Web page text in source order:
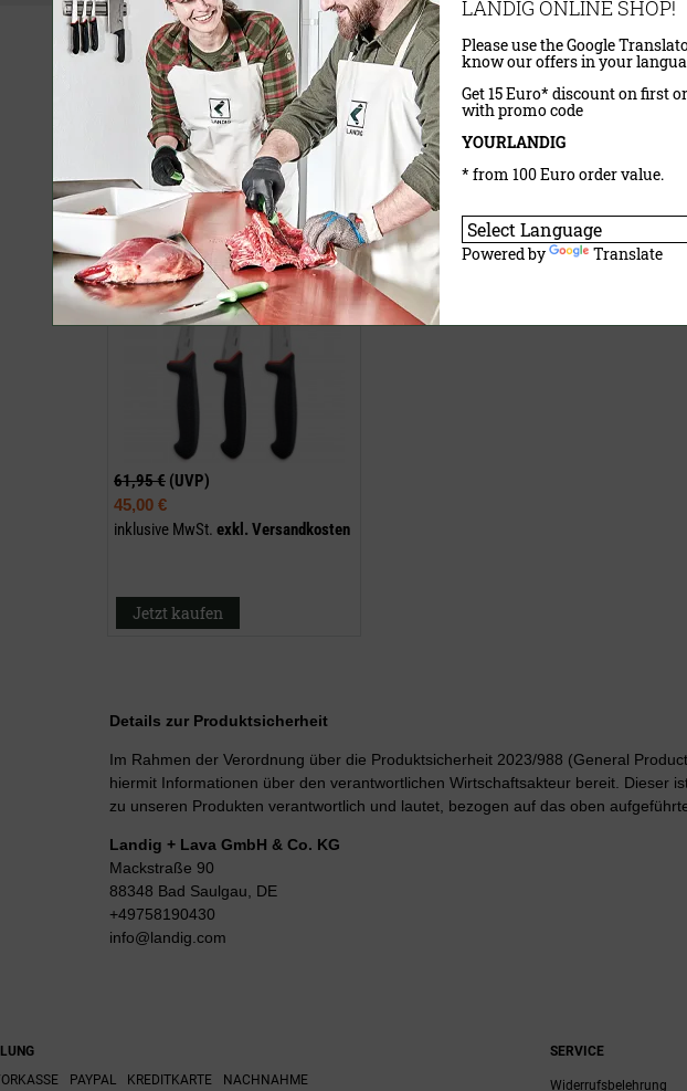
39,50 €
inklusive MwSt.exkl.Versandkosten
Jetzt kaufen
ab13,95 €
inklusive MwSt.exkl.Versandkosten
Jetzt kaufen
Profi Zerwirkmesser Set PRIME-GRIP
(3-teilig)
61,95 € (UVP)
45,00 €
inklusive MwSt. exkl. Versandkosten
Jetzt kaufen
Details zur Produktsicherheit
Im Rahmen der Verordnung über die Produktsicherheit 2023/988 (General
hiermit Informationen über den verantwortlichen Wirtschaftsakteur bereit. Dieser
zu unseren Produkten verantwortlich und lautet, bezogen auf das oben
Landig + Lava GmbH & Co. KG
Mackstraße 90
88348 Bad Saulgau, DE
+49758190430
info@landig.com
PAYPAL KREDITKARTE NACHNAHME
SERVICE
Widerrufsbelehrung
LANDIG ONLINE SHOP!
Please use the Google
know our offers in your
Get 15 Euro* discount on first
with promo code
YOURLANDIG
* from 100 Euro order value.
Powered by Translate